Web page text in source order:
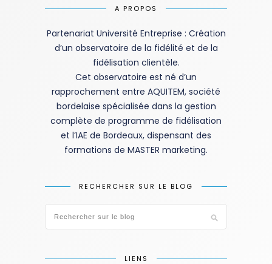
A PROPOS
Partenariat Université Entreprise : Création
d’un observatoire de la fidélité et de la
fidélisation clientèle.
Cet observatoire est né d’un
rapprochement entre AQUITEM, société
bordelaise spécialisée dans la gestion
complète de programme de fidélisation
et l’IAE de Bordeaux, dispensant des
formations de MASTER marketing.
RECHERCHER SUR LE BLOG
LIENS